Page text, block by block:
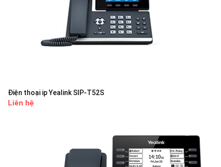
Điện thoại ip Yealink SIP-T52S
Liên hệ